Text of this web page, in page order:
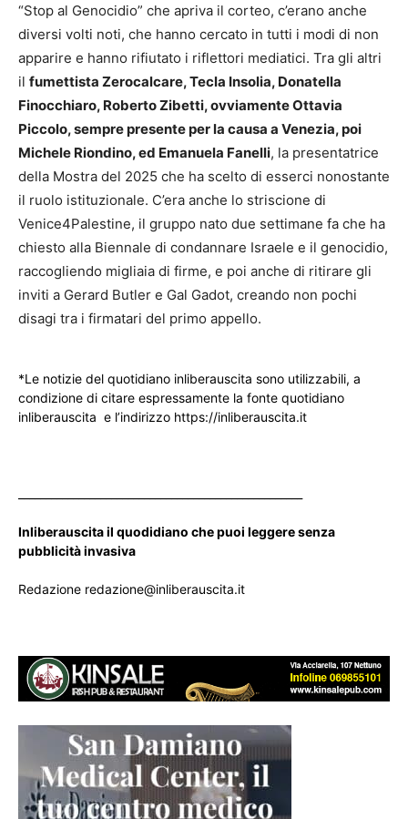
“Stop al Genocidio” che apriva il corteo, c’erano anche
diversi volti noti, che hanno cercato in tutti i modi di non
apparire e hanno rifiutato i riflettori mediatici. Tra gli altri
il fumettista Zerocalcare, Tecla Insolia, Donatella
Finocchiaro, Roberto Zibetti, ovviamente Ottavia
Piccolo, sempre presente per la causa a Venezia, poi
Michele Riondino, ed Emanuela Fanelli, la presentatrice
della Mostra del 2025 che ha scelto di esserci nonostante
il ruolo istituzionale. C’era anche lo striscione di
Venice4Palestine, il gruppo nato due settimane fa che ha
chiesto alla Biennale di condannare Israele e il genocidio,
raccogliendo migliaia di firme, e poi anche di ritirare gli
inviti a Gerard Butler e Gal Gadot, creando non pochi
disagi tra i firmatari del primo appello.
*Le notizie del quotidiano inliberauscita sono utilizzabili, a
condizione di citare espressamente la fonte quotidiano
inliberauscita e l’indirizzo https://inliberauscita.it
Inliberauscita il quodidiano che puoi leggere senza
pubblicità invasiva
Redazione redazione@inliberauscita.it